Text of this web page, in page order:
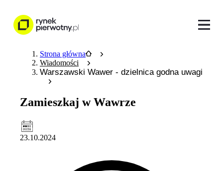
Strona główna
Wiadomości
Warszawski Wawer - dzielnica godna uwagi
Zamieszkaj w Wawrze
23.10.2024